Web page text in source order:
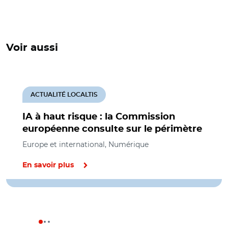
Voir aussi
IA à haut risque : la Commission
européenne consulte sur le périmètre
ACTUALITÉ LOCALTIS
Europe et international, Numérique
En savoir plus